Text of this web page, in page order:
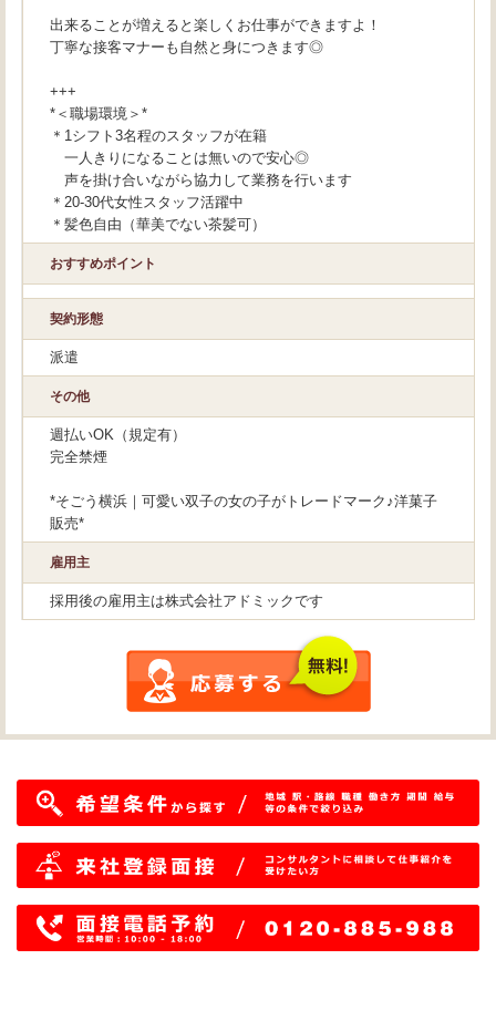
出来ることが増えると楽しくお仕事ができますよ！
丁寧な接客マナーも自然と身につきます◎
+++
*＜職場環境＞*
＊1シフト3名程のスタッフが在籍
一人きりになることは無いので安心◎
声を掛け合いながら協力して業務を行います
＊20-30代女性スタッフ活躍中
＊髪色自由（華美でない茶髪可）
おすすめポイント
契約形態
派遣
その他
週払いOK（規定有）
完全禁煙
*そごう横浜｜可愛い双子の女の子がトレードマーク♪洋菓子
販売*
雇用主
採用後の雇用主は株式会社アドミックです